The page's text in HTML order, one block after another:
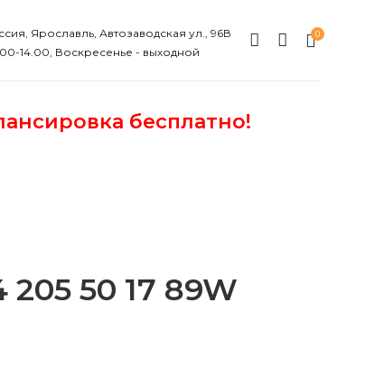
Ярославль, Автозаводская ул., 96В
14.00, Воскресенье - выходной
0
бесплатно!
205 50 17 89W